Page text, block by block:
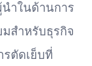
ำในด้านการ
สำหรับธุรกิจ
รตัดเย็บที่